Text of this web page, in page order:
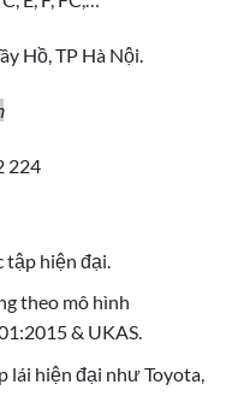
Hồ, TP Hà Nội.
224
hiện đại.
theo mô hình
& UKAS.
lái hiện đại như Toyota,